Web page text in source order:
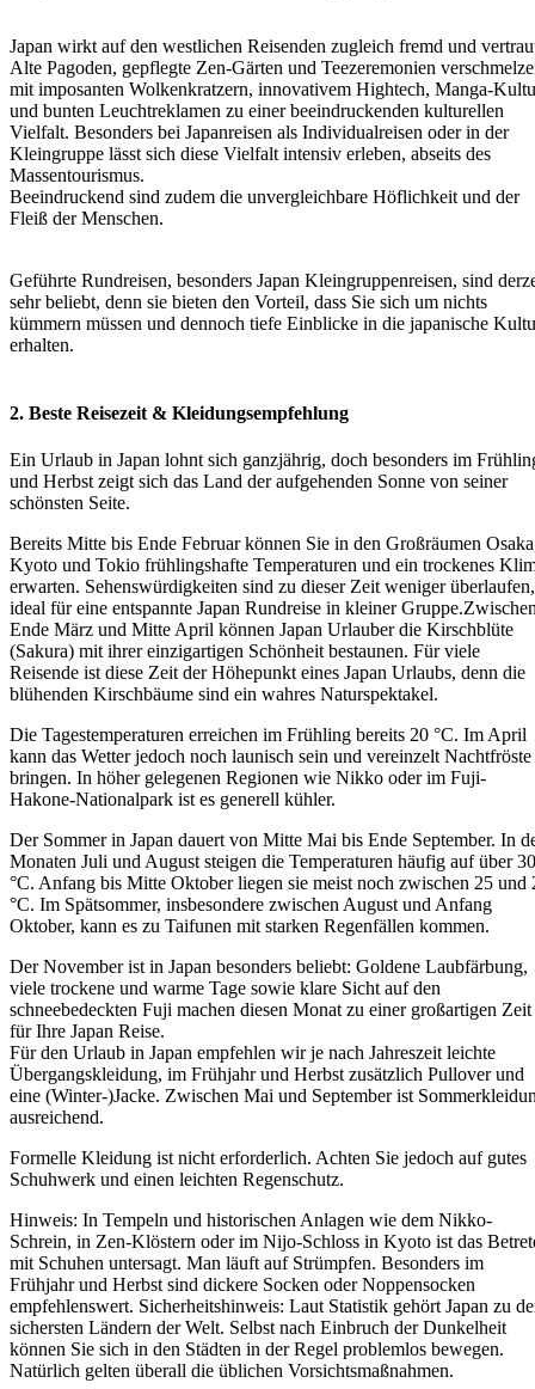
Japan wirkt auf den westlichen Reisenden zugleich fremd und
Alte Pagoden, gepflegte Zen-Gärten und Teezeremonien
mit imposanten Wolkenkratzern, innovativem Hightech, Manga-
und bunten Leuchtreklamen zu einer beeindruckenden kulturellen
Vielfalt. Besonders bei Japanreisen als Individualreisen oder in der
Kleingruppe lässt sich diese Vielfalt intensiv erleben, abseits des
Massentourismus.
Beeindruckend sind zudem die unvergleichbare Höflichkeit und der
Fleiß der Menschen.
Geführte Rundreisen, besonders Japan Kleingruppenreisen, sind
sehr beliebt, denn sie bieten den Vorteil, dass Sie sich um nichts
kümmern müssen und dennoch tiefe Einblicke in die japanische
erhalten.
2. Beste Reisezeit & Kleidungsempfehlung
Ein Urlaub in Japan lohnt sich ganzjährig, doch besonders im
und Herbst zeigt sich das Land der aufgehenden Sonne von seiner
schönsten Seite.
Bereits Mitte bis Ende Februar können Sie in den Großräumen
Kyoto und Tokio frühlingshafte Temperaturen und ein trockenes
erwarten. Sehenswürdigkeiten sind zu dieser Zeit weniger überlaufen,
ideal für eine entspannte Japan Rundreise in kleiner
Ende März und Mitte April können Japan Urlauber die Kirschblüte
(Sakura) mit ihrer einzigartigen Schönheit bestaunen. Für viele
Reisende ist diese Zeit der Höhepunkt eines Japan Urlaubs, denn die
blühenden Kirschbäume sind ein wahres Naturspektakel.
Die Tagestemperaturen erreichen im Frühling bereits 20 °C. Im April
kann das Wetter jedoch noch launisch sein und vereinzelt Nachtfröste
bringen. In höher gelegenen Regionen wie Nikko oder im Fuji-
Hakone-Nationalpark ist es generell kühler.
Der Sommer in Japan dauert von Mitte Mai bis Ende September. In
Monaten Juli und August steigen die Temperaturen häufig auf über 30
°C. Anfang bis Mitte Oktober liegen sie meist noch zwischen 25 und
°C. Im Spätsommer, insbesondere zwischen August und Anfang
Oktober, kann es zu Taifunen mit starken Regenfällen kommen.
Der November ist in Japan besonders beliebt: Goldene Laubfärbung,
viele trockene und warme Tage sowie klare Sicht auf den
schneebedeckten Fuji machen diesen Monat zu einer großartigen Zeit
für Ihre Japan Reise.
Für den Urlaub in Japan empfehlen wir je nach Jahreszeit leichte
Übergangskleidung, im Frühjahr und Herbst zusätzlich Pullover und
eine (Winter-)Jacke. Zwischen Mai und September ist
ausreichend.
Formelle Kleidung ist nicht erforderlich. Achten Sie jedoch auf gutes
Schuhwerk und einen leichten Regenschutz.
Hinweis: In Tempeln und historischen Anlagen wie dem Nikko-
Schrein, in Zen-Klöstern oder im Nijo-Schloss in Kyoto ist das
mit Schuhen untersagt. Man läuft auf Strümpfen. Besonders im
Frühjahr und Herbst sind dickere Socken oder Noppensocken
empfehlenswert. Sicherheitshinweis: Laut Statistik gehört Japan zu
sichersten Ländern der Welt. Selbst nach Einbruch der Dunkelheit
können Sie sich in den Städten in der Regel problemlos bewegen.
Natürlich gelten überall die üblichen Vorsichtsmaßnahmen.